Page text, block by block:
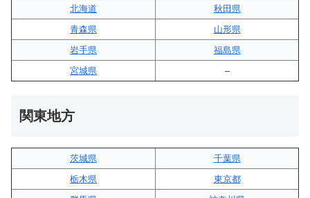
北海道
秋田県
青森県
山形県
岩手県
福島県
宮城県
–
関東地方
茨城県
千葉県
栃木県
東京都